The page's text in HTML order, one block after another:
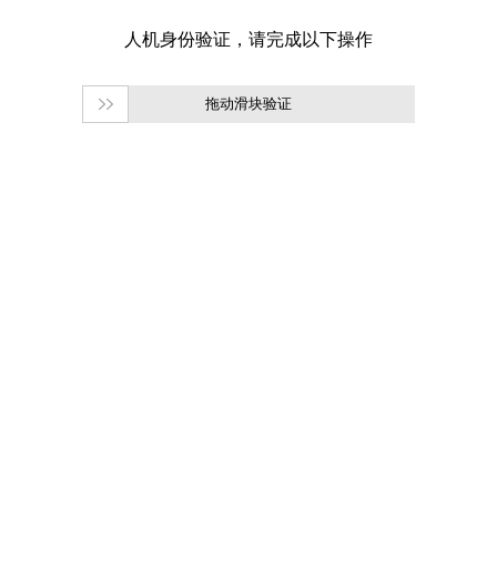
拖动滑块验证